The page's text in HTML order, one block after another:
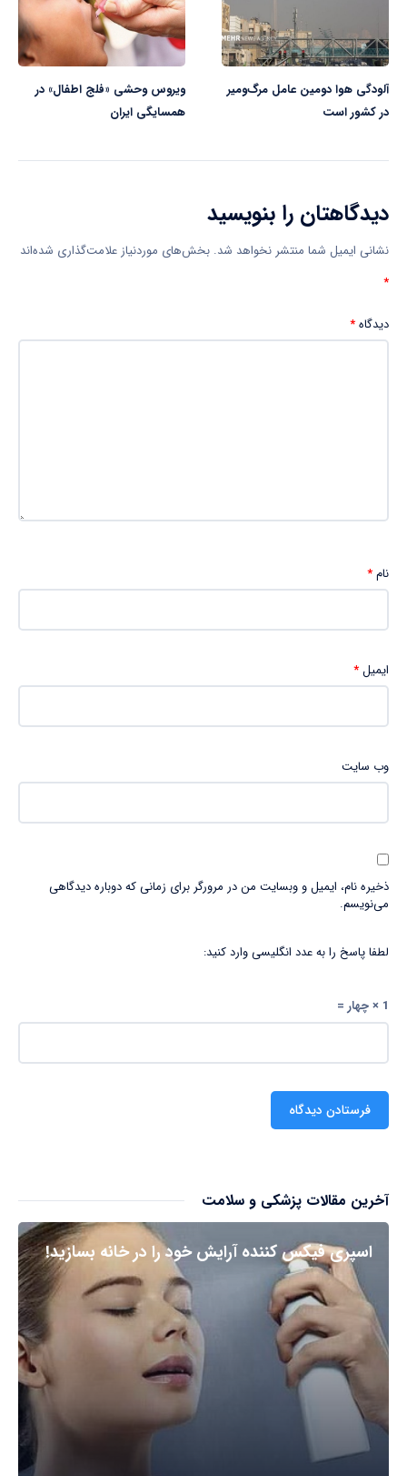
آلودگی هوا دومین عامل مرگ‌ومیر
در کشور است
ویروس وحشی «فلج اطفال» در
همسایگی ایران
دیدگاهتان را بنویسید
نشانی ایمیل شما منتشر نخواهد شد. بخش‌های موردنیاز علامت‌گذاری شده‌اند
*
دیدگاه*
نام*
ایمیل*
وب‌ سایت
ذخیره نام، ایمیل و وبسایت من در مرورگر برای زمانی که دوباره دیدگاهی
می‌نویسم.
لطفا پاسخ را به عدد انگلیسی وارد کنید:
1 × چهار =
آخرین مقالات پزشکی و سلامت
اسپری فیکس کننده آرایش خود را در خانه بسازید!